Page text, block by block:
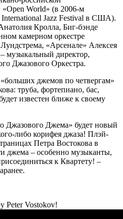
«Open World» (в 2006-м
Jazz Festival в США).
Кролла, Биг-бэнде
камерном оркестре
«Арсенале» Алексея
музыкальный директор,
Джазового Оркестра.
джемов по четвергам»
труба, фортепиано, бас,
известен ближе к своему
Джазового Джема» будет новый
либо корифея джаза! Плэй-
Петра Востокова в
джема – особенно музыканты,
к Квартету! –
Peter Vostokov!